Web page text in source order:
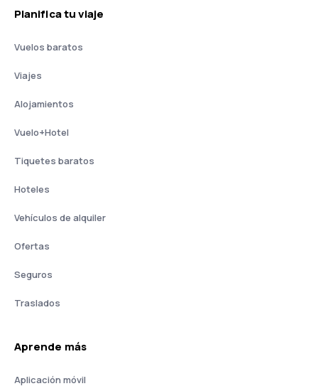
Planifica tu viaje
Vuelos baratos
Viajes
Alojamientos
Vuelo+Hotel
Tiquetes baratos
Hoteles
Vehículos de alquiler
Ofertas
Seguros
Traslados
Aprende más
Aplicación móvil